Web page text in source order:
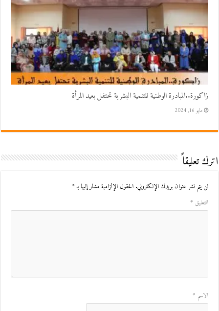
زاكورة..المبادرة الوطنية للتنمية البشرية تحتفل بعيد المرأة
مايو 16, 2024
اترك تعليقاً
لن يتم نشر عنوان بريدك الإلكتروني. الحقول الإلزامية مشار إليها بـ*
التعليق *
الاسم *